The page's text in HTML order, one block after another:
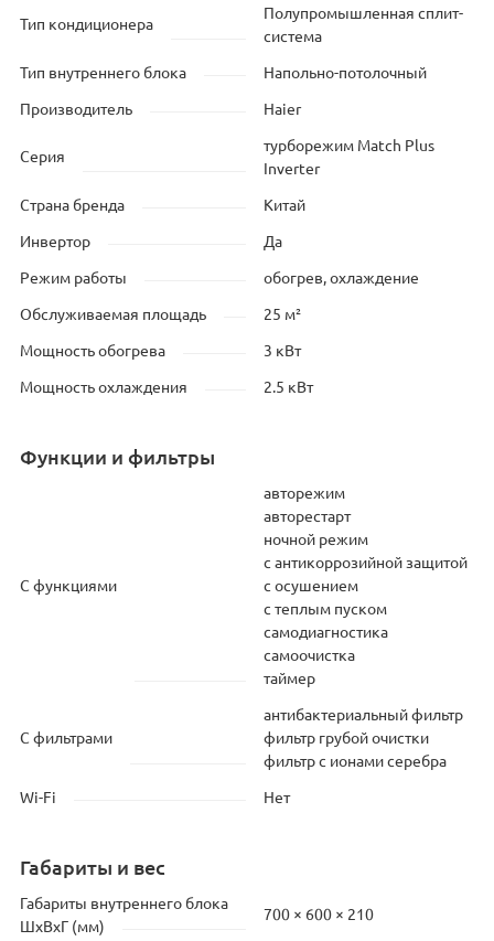
Тип кондиционера
Полупромышленная сплит-
система
Тип внутреннего блока Напольно-потолочный
Производитель Haier
Серия
турборежим Match Plus
Inverter
Страна бренда Китай
Инвертор Да
Режим работы обогрев, охлаждение
Обслуживаемая площадь 25 м²
Мощность обогрева 3 кВт
Мощность охлаждения 2.5 кВт
Функции и фильтры
С функциями
авторежим
авторестарт
ночной режим
с антикоррозийной защитой
с осушением
с теплым пуском
самодиагностика
самоочистка
таймер
С фильтрами
антибактериальный фильтр
фильтр грубой очистки
фильтр с ионами серебра
Wi-Fi Нет
Габариты и вес
Габариты внутреннего блока
ШхВхГ (мм)
700 × 600 × 210